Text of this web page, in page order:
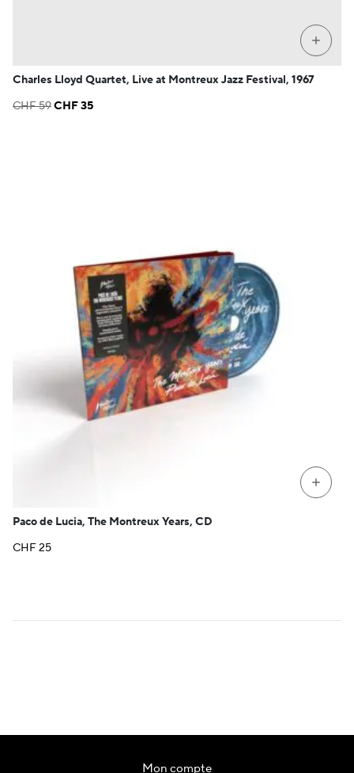
+
Charles Lloyd Quartet, Live at Montreux Jazz Festival, 1967
CHF59Le
CHF35Le
+
Paco de Lucia, The Montreux Years, CD
CHF25
Mon compte